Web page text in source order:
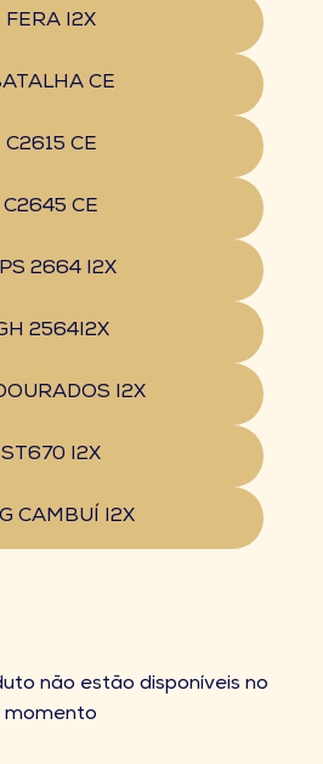
FERA I2X
CE
C2615 CE
C2645 CE
2664 I2X
2564I2X
I2X
ST670 I2X
CAMBUÍ I2X
não estão disponíveis no
momento